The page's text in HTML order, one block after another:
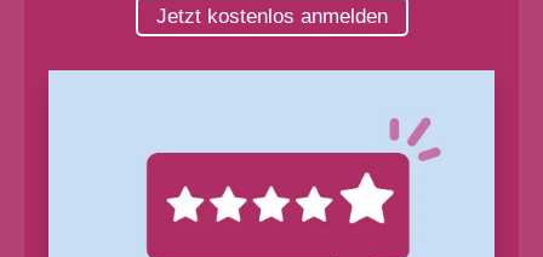
Jetzt kostenlos anmelden